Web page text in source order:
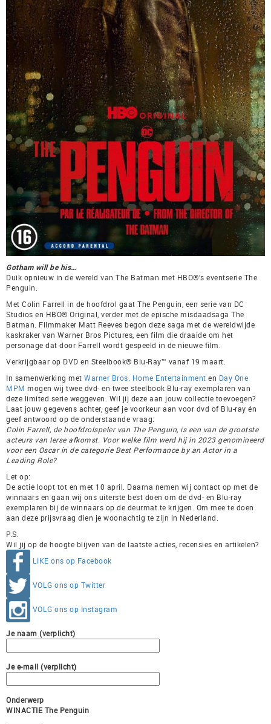
Gotham will be his…
Duik opnieuw in de wereld van The Batman met HBO®’s eventserie The
Penguin.
Met Colin Farrell in de hoofdrol gaat The Penguin, een serie van DC
Studios en HBO® Original, verder met de epische misdaadsaga The
Batman. Filmmaker Matt Reeves begon deze saga met de wereldwijde
kaskraker van Warner Bros Pictures, een film die draaide om het
personage dat door Farrell wordt gespeeld in de nieuwe film.
Verkrijgbaar op DVD en Steelbook® Blu-Ray™ vanaf 19 maart.
In samenwerking met Warner Bros. Home Entertainment en Day One
MPM mogen wij twee dvd- en twee steelbook Blu-ray exemplaren van
deze limited serie weggeven. Wil jij deze aan jouw collectie toevoegen?
Laat jouw gegevens achter, geef je voorkeur aan voor dvd of Blu-ray én
geef antwoord op de onderstaande vraag:
Colin Farrell, de hoofdrolspeler van The Penguin, is een van de grootste
acteurs van Ierse afkomst. Voor welke film werd hij in 2023 genomineerd
voor een Oscar in de categorie Best Performance by an Actor in a
Leading Role?
Let op:
De actie loopt tot en met 10 april. Daarna nemen wij contact op met de
winnaars en gaan wij ons uiterste best doen om de dvd- en Blu-ray
exemplaren bij de winnaars op de deurmat te krijgen. Om mee te doen
aan deze prijsvraag dien je woonachtig te zijn in Nederland.
P.S.
Wil jij op de hoogte blijven van de laatste acties, recensies en artikelen?
LIKE ons op Facebook
VOLG ons op Twitter
VOLG ons op Instagram
Je naam (verplicht)
Je e-mail (verplicht)
Onderwerp
WINACTIE The Penguin